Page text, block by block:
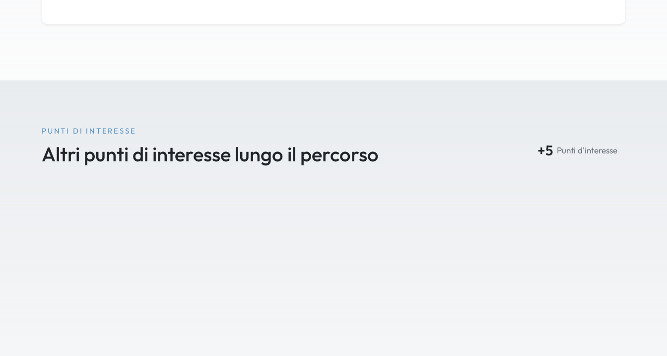
PUNTI DI INTERESSE
Altri punti di interesse lungo il percorso +5 Punti d'interesse